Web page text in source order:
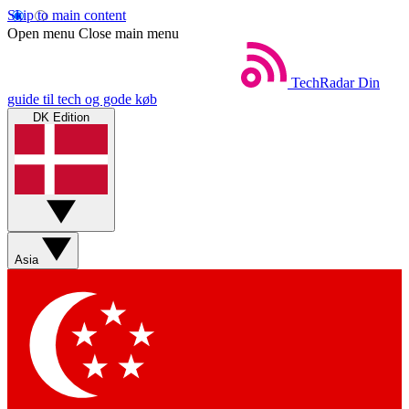
Skip to main content
Open menu Close main menu
TechRadar Din
guide til tech og gode køb
DK Edition
Asia